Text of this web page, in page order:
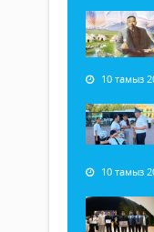
10 тамыз
10 тамыз